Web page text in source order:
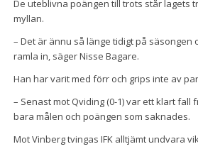
De uteblivna poängen till trots står lagets
myllan.
– Det är ännu så länge tidigt på
ramla in, säger Nisse Bagare.
Han har varit med förr och grips inte av
– Senast mot Qviding (0-1) var ett klart
bara målen och poängen som saknades.
Mot Vinberg tvingas IFK alltjämt undvara